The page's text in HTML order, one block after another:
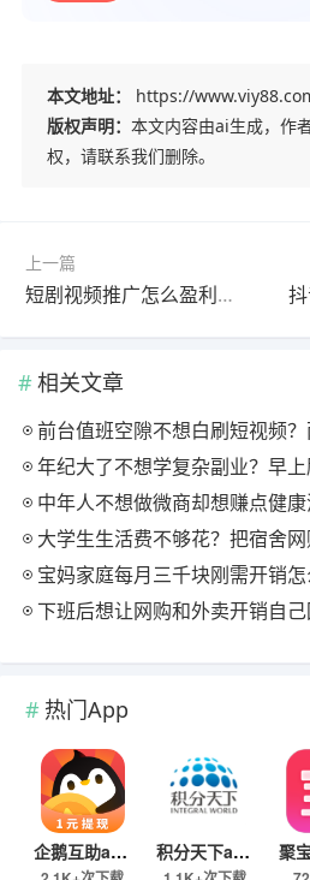
本文地址：
https://
版权声明： 本文内容由ai生成，作
权，请联系我们删除。
上一篇
短剧视频推广怎么盈利？学会剪辑普通人推广短剧也能赚钱
相关文章
前台值班空隙不想白刷短视频？两个看
年纪大了不想学复杂副业？早上刷手机
中年人不想做微商却想赚点健康消费佣金
大学生生活费不够花？把宿舍网购和
宝妈家庭每月三千块刚需开销怎么省？
下班后想让网购和外卖开销自己回点血？
热门App
企鹅互助app 积分天下app